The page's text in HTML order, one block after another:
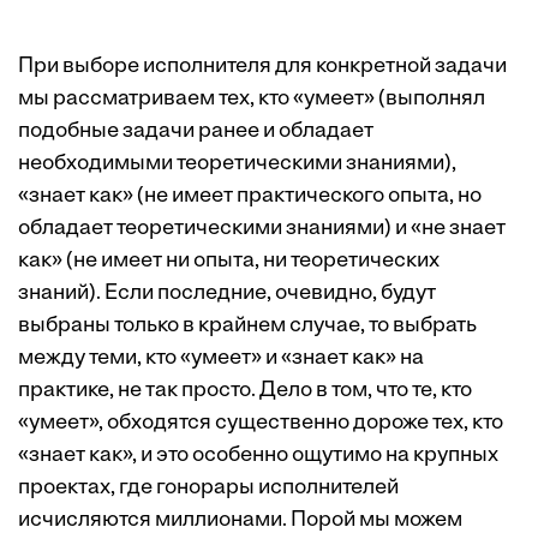
При выборе исполнителя для конкретной задачи
мы рассматриваем тех, кто «умеет» (выполнял
подобные задачи ранее и обладает
необходимыми теоретическими знаниями),
«знает как» (не имеет практического опыта, но
обладает теоретическими знаниями) и «не знает
как» (не имеет ни опыта, ни теоретических
знаний). Если последние, очевидно, будут
выбраны только в крайнем случае, то выбрать
между теми, кто «умеет» и «знает как» на
практике, не так просто. Дело в том, что те, кто
«умеет», обходятся существенно дороже тех, кто
«знает как», и это особенно ощутимо на крупных
проектах, где гонорары исполнителей
исчисляются миллионами. Порой мы можем